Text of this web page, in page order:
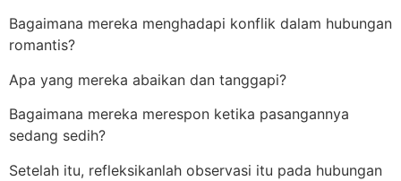
Bagaimana mereka menghadapi konflik dalam hubungan
romantis?
Apa yang mereka abaikan dan tanggapi?
Bagaimana mereka merespon ketika pasangannya
sedang sedih?
Setelah itu, refleksikanlah observasi itu pada hubungan